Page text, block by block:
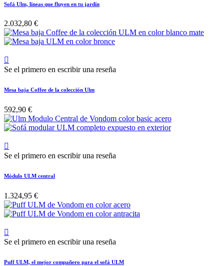
Sofá Ulm, líneas que fluyen en tu jardín
2.032,80 €

Se el primero en escribir una reseña
Mesa baja Coffee de la colección Ulm
592,90 €

Se el primero en escribir una reseña
Módulo ULM central
1.324,95 €

Se el primero en escribir una reseña
Puff ULM, el mejor compañero para el sofá ULM